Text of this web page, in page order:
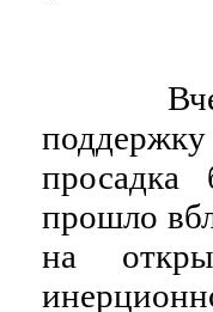
Вчера
просадка
прошло
на